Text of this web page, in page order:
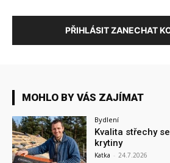
PŘIHLÁSIT ZANECHAT
MOHLO BY VÁS ZAJÍMAT
Bydlení
Kvalita střechy
krytiny
Katka - 24.7.2026